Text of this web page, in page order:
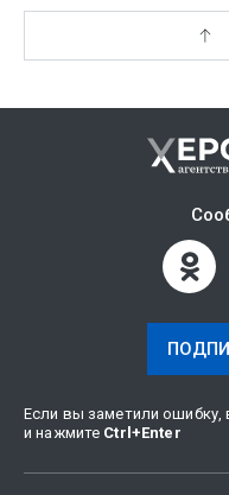
Если вы заметили ошибку,
и нажмите Ctrl +Enter